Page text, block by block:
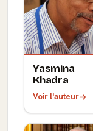
Yasmina
Khadra
Voir l'auteur